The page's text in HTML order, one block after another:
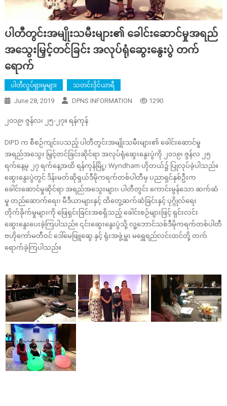
ပါတီတွင်းအမျိုးသမီးများ၏ ခေါင်းဆောင်မှုအရည်
အသွေးမြှင့်တင်ခြင်း အလုပ်ရုံဆွေးနွေးပွဲ တက်
ရောက်
ပါတီလှုပ်ရှားမှုများ သတင်းဒိုင်ယာရီ
June 28, 2019 DPNS INFORMATION 1290
၂၀၁၉၊ ဇွန်လ၊ ၂၅-၂၇။ ရန်ကုန်
DIPD က စီစဉ်ကျင်းပသည့် ပါတီတွင်းအမျိုးသမီးများ၏ ခေါင်းဆောင်မှု
အရည်အသွေး မြှင့်တင်ခြင်းဆိုင်ရာ အလုပ်ရုံဆွေးနွေးပွဲကို ၂၀၁၉၊ ဇွန်လ ၂၅
ရက်နေ့မှ ၂၇ ရက်နေ့အထိ ရန်ကုန်မြို့၊ Wyndham ဟိုတယ်၌ ပြုလုပ်ခဲ့ပါသည်။
ဆွေးနွေးပွဲတွင် ဒိန်းမတ်ဆိုရှယ်ဒီမိုကရက်တစ်ပါတီမှ ပညာရှင်နှစ်ဦးက
ခေါင်းဆောင်မှုဆိုင်ရာ အရည်အသွေးများ၊ ပါတီတွင်း ကောင်းမွန်သော ဆက်ဆံ
မှု တည်ဆောက်ရေး၊ မီဒီယာများနှင့် ထိတွေ့ဆက်ဆံခြင်းနှင့် ပုဂ္ဂိုလ်ရေး
တိုက်ခိုက်မှုများကို ဖြေရှင်းခြင်းအစရှိသည့် ခေါင်းစဉ်များဖြင့် ရှင်းလင်း
ဆွေးနွေးပေးခဲ့ကြပါသည်။ ၎င်းဆွေးနွေးပွဲသို့ လူ့ဘောင်သစ်ဒီမိုကရက်တစ်ပါတီ
ဗဟိုကော်မတီဝင် ဒေါ်မေဖြူဆွေ နှင့် ရုံးအဖွဲ့မှူး မရွှေရည်လင်းထင်တို့ တက်
ရောက်ခဲ့ကြပါသည်။